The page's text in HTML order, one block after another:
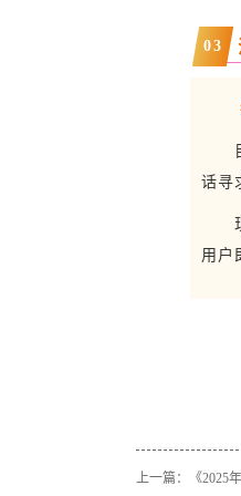
03
话寻
用户
上一篇： 《2025